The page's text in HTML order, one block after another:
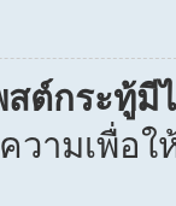
ต์กระทู้มี
ามเพื่อใ